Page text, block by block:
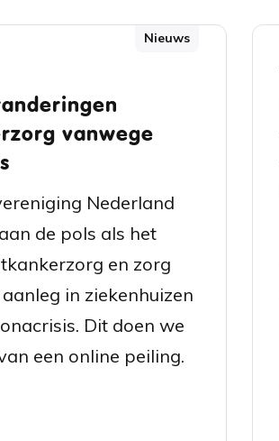
Nieuws
vanwege
Nederland
de pols als het
en zorg
in ziekenhuizen
Dit doen we
een online peiling.